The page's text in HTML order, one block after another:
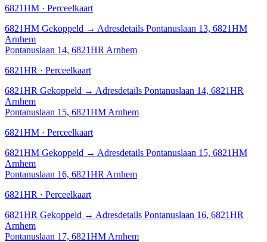
6821HM · Perceelkaart
6821HM Gekoppeld → Adresdetails Pontanuslaan 13, 6821HM
Arnhem
Pontanuslaan 14, 6821HR Arnhem
6821HR · Perceelkaart
6821HR Gekoppeld → Adresdetails Pontanuslaan 14, 6821HR
Arnhem
Pontanuslaan 15, 6821HM Arnhem
6821HM · Perceelkaart
6821HM Gekoppeld → Adresdetails Pontanuslaan 15, 6821HM
Arnhem
Pontanuslaan 16, 6821HR Arnhem
6821HR · Perceelkaart
6821HR Gekoppeld → Adresdetails Pontanuslaan 16, 6821HR
Arnhem
Pontanuslaan 17, 6821HM Arnhem